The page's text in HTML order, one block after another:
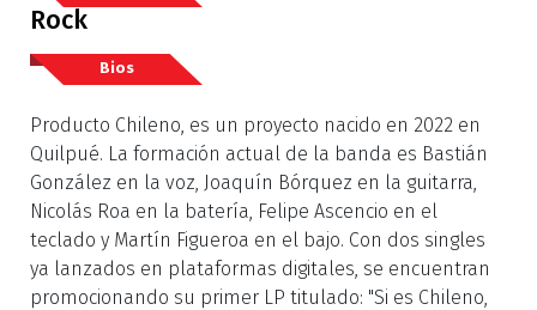
Rock
Bios
Producto Chileno, es un proyecto nacido en 2022 en
Quilpué. La formación actual de la banda es Bastián
González en la voz, Joaquín Bórquez en la guitarra,
Nicolás Roa en la batería, Felipe Ascencio en el
teclado y Martín Figueroa en el bajo. Con dos singles
ya lanzados en plataformas digitales, se encuentran
promocionando su primer LP titulado: "Si es Chileno,